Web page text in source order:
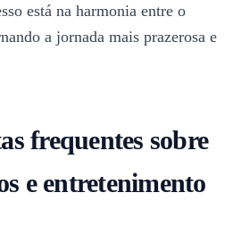
está na harmonia entre o
a jornada mais prazerosa e
frequentes sobre
e entretenimento